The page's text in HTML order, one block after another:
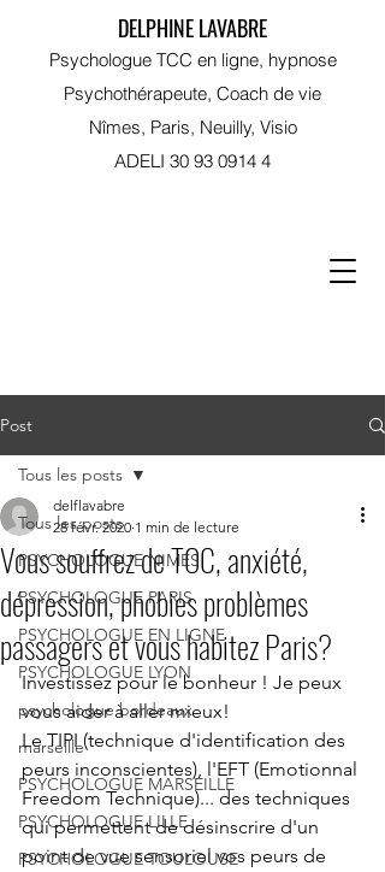
Psychologue TCC en ligne, hypnose
Psychothérapeute, Coach de vie
Nîmes, Paris, Neuilly, Visio
ADELI 30 93 0914 4
DELPHINE LAVABRE
Post
Tous les posts
PSYCHOLOGUE NIMES
PSYCHOLOGUE PARIS
PSYCHOLOGUE EN LIGNE
PSYCHOLOGUE LYON
psychologue bordeaux
marseille
PSYCHOLOGUE MARSEILLE
PSYCHOLOGUE LILLE
PSYCHOLOGUE TOULOUSE
Tous les posts
Vous souffrez de TOC, anxiété,
dépression, phobies problèmes
passagers et vous habitez Paris?
delflavabre
28 févr. 2020 1 min de lecture
Investissez pour le bonheur ! Je peux
vous aider à aller mieux!
Le TIPI (technique d'identification des
peurs inconscientes), l'EFT (Emotionnal
Freedom Technique)... des techniques
qui permettent de désinscrire d'un
point de vue sensoriel vos peurs de